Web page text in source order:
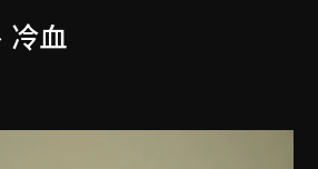
冷血